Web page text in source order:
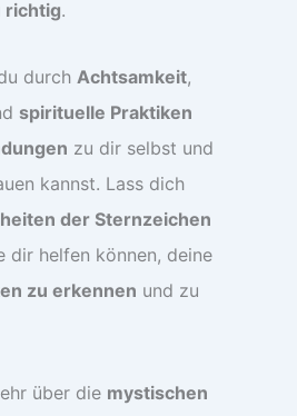
richtig.
durch Achtsamkeit,
spirituelle Praktiken
zu dir selbst und
kannst. Lass dich
der Sternzeichen
dir helfen können, deine
zu erkennen und zu
über die mystischen